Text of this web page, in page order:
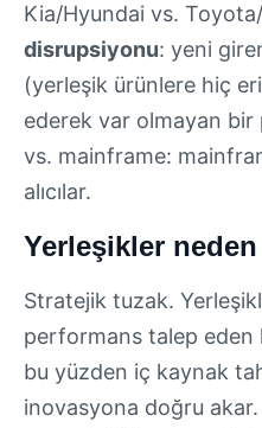
Kia/Hyundai vs.
disrupsiyonu: yeni
(yerleşik ürünlere hiç
ederek var olmayan bir
vs. mainframe:
alıcılar.
Yerleşikler neden
Stratejik tuzak.
performans talep eden
bu yüzden iç kaynak
inovasyona doğru